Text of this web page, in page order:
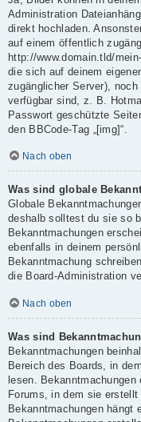
Administration
direkt hochladen.
auf einem öffentlich
http://www.domain.tld/
die sich auf deinem
zugänglicher Server),
verfügbar sind, z. B.
Passwort geschützte
den BBCode-Tag „[img]“.
Nach oben
Was sind globale
Globale
deshalb solltest du sie so
Bekanntmachungen
ebenfalls in deinem
Bekanntmachung
die Board-Administration
Nach oben
Was sind
Bekanntmachungen
Bereich des Boards, in
lesen.
Forums, in dem sie
Bekanntmachungen hängt